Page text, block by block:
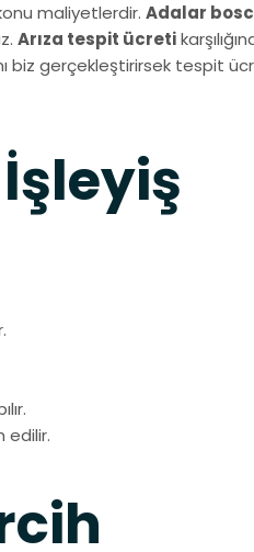
maliyetlerdir. Adalar
Arıza tespit ücreti
biz gerçekleştirirsek tespit
edilir.